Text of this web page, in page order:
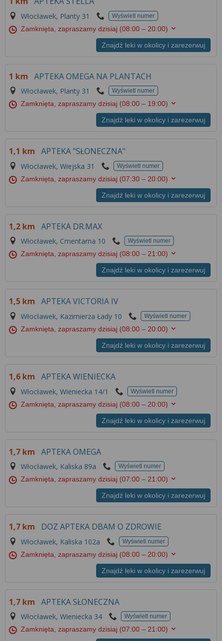
Włocławek, Planty 31 Wyświetl numer
Zamknięta, zapraszamy dzisiaj (08:00 – 20:00)
Znajdź leki w okolicy i zarezerwuj
1 km APTEKA OMEGA NA PLANTACH
Włocławek, Planty 31 Wyświetl numer
Zamknięta, zapraszamy dzisiaj (08:00 – 19:00)
Znajdź leki w okolicy i zarezerwuj
1,1 km APTEKA "SŁONECZNA"
Włocławek, Wiejska 31 Wyświetl numer
Zamknięta, zapraszamy dzisiaj (07:30 – 20:00)
Znajdź leki w okolicy i zarezerwuj
1,2 km APTEKA DR.MAX
Włocławek, Cmentarna 10 Wyświetl numer
Zamknięta, zapraszamy dzisiaj (08:00 – 21:00)
Znajdź leki w okolicy i zarezerwuj
1,5 km APTEKA VICTORIA IV
Włocławek, Kazimierza Łady 10 Wyświetl numer
Zamknięta, zapraszamy dzisiaj (08:00 – 20:00)
Znajdź leki w okolicy i zarezerwuj
1,6 km APTEKA WIENIECKA
Włocławek, Wieniecka 14/1 Wyświetl numer
Zamknięta, zapraszamy dzisiaj (08:00 – 20:00)
Znajdź leki w okolicy i zarezerwuj
1,7 km APTEKA OMEGA
Włocławek, Kaliska 89a Wyświetl numer
Zamknięta, zapraszamy dzisiaj (07:00 – 21:00)
Znajdź leki w okolicy i zarezerwuj
1,7 km DOZ APTEKA DBAM O ZDROWIE
Włocławek, Kaliska 102a Wyświetl numer
Zamknięta, zapraszamy dzisiaj (08:00 – 20:00)
Znajdź leki w okolicy i zarezerwuj
1,7 km APTEKA SŁONECZNA
Włocławek, Wieniecka 34 Wyświetl numer
Zamknięta, zapraszamy dzisiaj (07:00 – 21:00)